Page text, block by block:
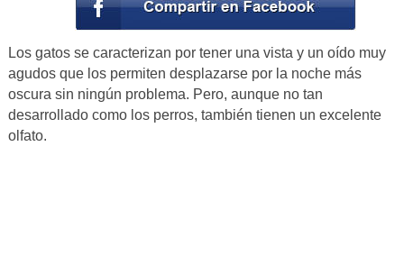
Los gatos se caracterizan por tener una vista y un oído muy
agudos que los permiten desplazarse por la noche más
oscura sin ningún problema. Pero, aunque no tan
desarrollado como los perros, también tienen un excelente
olfato.